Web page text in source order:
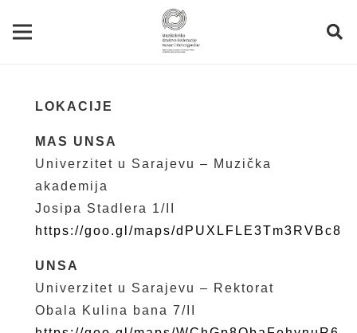
LOKACIJE
MAS UNSA
Univerzitet u Sarajevu – Muzička
akademija
Josipa Stadlera 1/II
https://goo.gl/maps/dPUXLFLE3Tm3RVBc8
UNSA
Univerzitet u Sarajevu – Rektorat
Obala Kulina bana 7/II